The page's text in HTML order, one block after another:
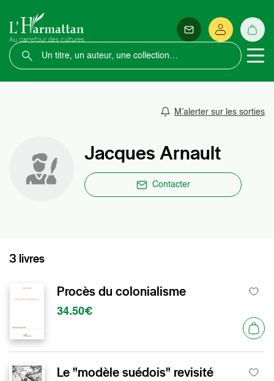
M’alerter sur les sorties
Jacques Arnault
Contacter
3 livres
Procès du colonialisme
34.50€
Le "modèle suédois" revisité